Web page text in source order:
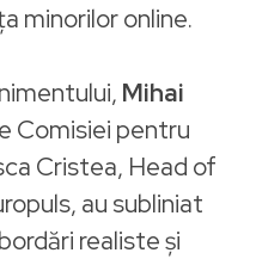
minorilor online.
Mihai
Comisiei pentru
Cristea, Head of
au subliniat
realiste și